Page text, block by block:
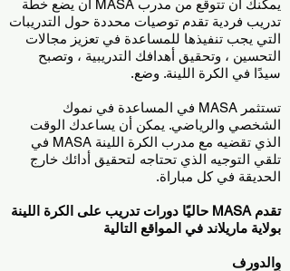
يمكنك أن تتوقع من مدرب MASA أن يضع خطة
تدريب فردية تقدم توصيات محددة حول التدريبات
التي يجب تنفيذها للمساعدة في تعزيز مجالات
التحسين ، وتحقيق أهدافك التدريبية ، وتصبح
سيدًا في الكرة اللينة. وضع.
تستثمر MASA في المساعدة في نموك
الشخصي والرياضي. يمكن أن يساعدك الوقت
الذي تقضيه مع مدرب الكرة اللينة MASA في
تلقي التوجيه الذي تحتاجه لتحقيق أدائك خارج
الحديقة في كل مباراة.
تقدم MASA حاليًا دورات تدريب على الكرة اللينة
بولاية ماريلاند في المواقع التالية
والدورف